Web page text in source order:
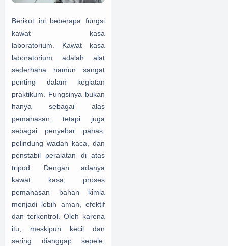
Berikut ini beberapa fungsi
kawat kasa
laboratorium. Kawat kasa
laboratorium adalah alat
sederhana namun sangat
penting dalam kegiatan
praktikum. Fungsinya bukan
hanya sebagai alas
pemanasan, tetapi juga
sebagai penyebar panas,
pelindung wadah kaca, dan
penstabil peralatan di atas
tripod. Dengan adanya
kawat kasa, proses
pemanasan bahan kimia
menjadi lebih aman, efektif
dan terkontrol. Oleh karena
itu, meskipun kecil dan
sering dianggap sepele,